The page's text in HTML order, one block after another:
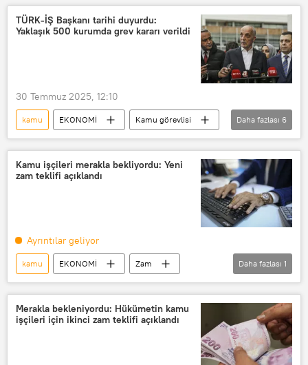
Türkiye
Kamu görevlisi
kamu borcu
Kamu personeli
TÜRK-İŞ Başkanı tarihi duyurdu:
Yaklaşık 500 kurumda grev kararı verildi
30 Temmuz 2025, 12:10
kamu EKONOMİ
Kamu görevlisi
Kamu personeli
Zam
Grev
Türkiye İşçi Sendikaları Konfederasyonu (TÜRK-İŞ)
Eti Maden
Zonguldak
Daha fazlası 6
Kamu işçileri merakla bekliyordu: Yeni
zam teklifi açıklandı
Ayrıntılar geliyor
kamu EKONOMİ
Zam
Teklif
Daha fazlası 1
Merakla bekleniyordu: Hükümetin kamu
işçileri için ikinci zam teklifi açıklandı